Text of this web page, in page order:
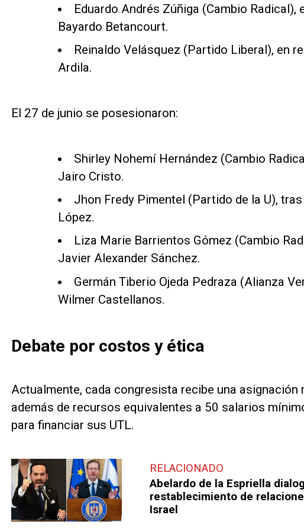
Eduardo Andrés Zúñiga (Cambio Radical),
Bayardo Betancourt.
Reinaldo Velásquez (Partido Liberal), en
Ardila.
El 27 de junio se posesionaron:
Shirley Nohemí Hernández (Cambio
Jairo Cristo.
Jhon Fredy Pimentel (Partido de la U),
López.
Liza Marie Barrientos Gómez (Cambio
Javier Alexander Sánchez.
Germán Tiberio Ojeda Pedraza (Alianza
Wilmer Castellanos.
Debate por costos y ética
Actualmente, cada congresista recibe una asignación
además de recursos equivalentes a 50 salarios
para financiar sus UTL.
RELACIONADO
Abelardo de la Espriella
restablecimiento de
Israel